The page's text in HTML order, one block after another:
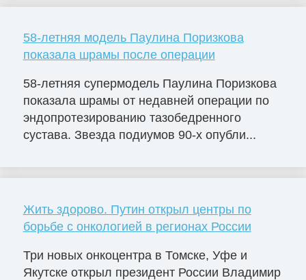
58-летняя модель Паулина Поризкова
показала шрамы после операции
58-летняя супермодель Паулина Поризкова
показала шрамы от недавней операции по
эндопротезированию тазобедренного
сустава. Звезда подиумов 90-х опубли...
Жить здорово. Путин открыл центры по
борьбе с онкологией в регионах России
Три новых онкоцентра в Томске, Уфе и
Якутске открыл президент России Владимир